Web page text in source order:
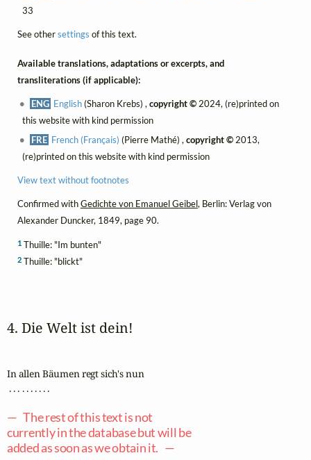
33
See othersettings of this text.
Available translations, adaptations or excerpts, and
transliterations (if applicable):
ENG English(Sharon Krebs) ,copyright © 2024, (re)printed on
this website with kind permission
FRE French (Français) (Pierre Mathé) ,copyright ©2013,
(re)printed on this website with kind permission
View text without footnotes
Confirmed withGedichte von Emanuel Geibel, Berlin: Verlag von
Alexander Duncker, 1849, page 90.
1Thuille: "Im bunten"
2Thuille: "blickt"
4. Die Welt ist dein!
In allen Bäumen regt sich's nun
. . . . . . . . . .
— The rest of this text is not
currently in the database but will be
added as soon as we obtain it. —